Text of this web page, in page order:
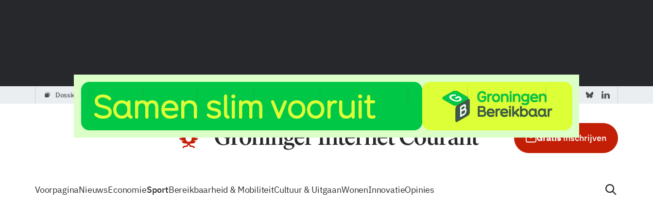
dossiers vacatures Tip de redactie Adverteren in de GIC
Gratisinschrijven
VoorpaginaNieuwsEconomieSportBereikbaarheid & MobiliteitCultuur & UitgaanWonenInnovatieOpinies